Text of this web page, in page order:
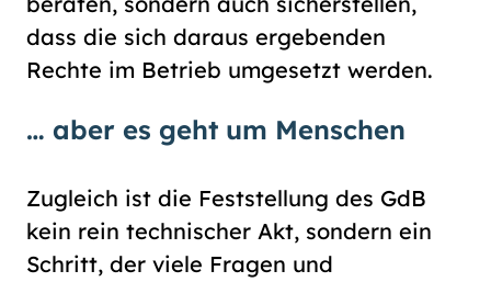
dass die sich daraus ergebenden
Rechte im Betrieb umgesetzt werden.
… aber es geht um Menschen
Zugleich ist die Feststellung des GdB
kein rein technischer Akt, sondern ein
Schritt, der viele Fragen und